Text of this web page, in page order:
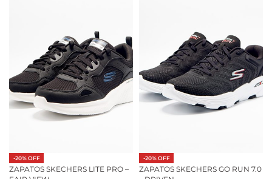
-20% OFF
ZAPATOS SKECHERS LITE PRO –
-20% OFF
ZAPATOS SKECHERS GO RUN 7.0